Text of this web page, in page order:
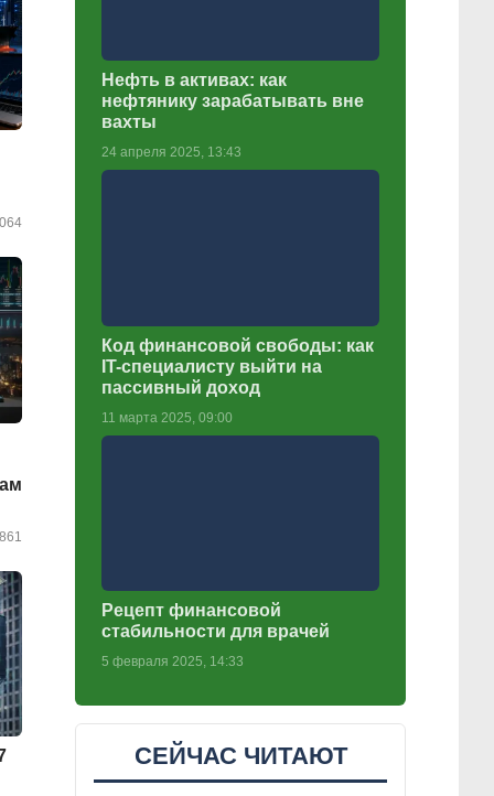
Нефть в активах: как
нефтянику зарабатывать вне
вахты
24 апреля 2025, 13:43
Код финансовой свободы: как
IT-специалисту выйти на
пассивный доход
11 марта 2025, 09:00
Рецепт финансовой
стабильности для врачей
5 февраля 2025, 14:33
СЕЙЧАС ЧИТАЮТ